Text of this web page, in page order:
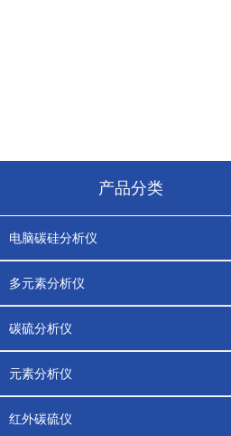
产品分类
电脑碳硅分析仪
多元素分析仪
碳硫分析仪
元素分析仪
红外碳硫仪